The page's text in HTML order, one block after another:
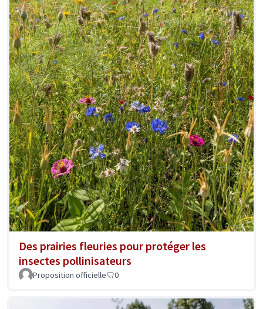
Des prairies fleuries pour protéger les
insectes pollinisateurs
Proposition officielle 0